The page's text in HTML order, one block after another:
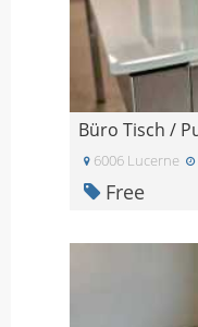
6006 Lucerne
Free